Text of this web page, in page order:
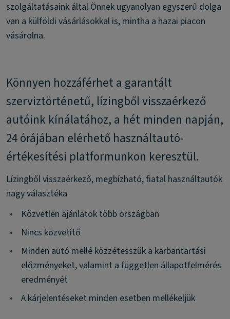
szolgáltatásaink által Önnek ugyanolyan egyszerű dolga
van a külföldi vásárlásokkal is, mintha a hazai piacon
vásárolna.
Könnyen hozzáférhet a garantált
szerviztörténetű, lízingből visszaérkező
autóink kínálatához, a hét minden napján,
24 órájában elérhető használtautó-
értékesítési platformunkon keresztül.
Lízingből visszaérkező, megbízható, fiatal használtautók
nagy választéka
•
Közvetlen ajánlatok több országban
•
Nincs közvetítő
•
Minden autó mellé közzétesszük a karbantartási
előzményeket, valamint a független állapotfelmérés
eredményét
•
A kárjelentéseket minden esetben mellékeljük